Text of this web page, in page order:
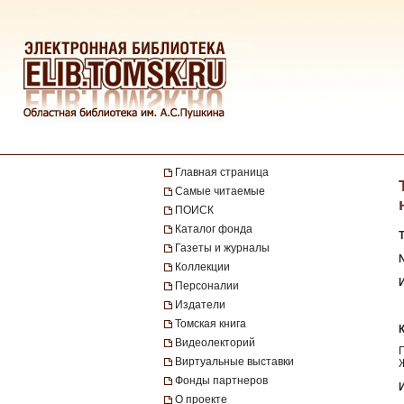
Главная страница
Самые читаемые
ПОИСК
Каталог фонда
Газеты и журналы
Коллекции
Персоналии
Издатели
Томская книга
Видеолекторий
Виртуальные выставки
Фонды партнеров
О проекте